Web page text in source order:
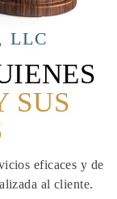
LLC
SUS
eficaces y de
al cliente.